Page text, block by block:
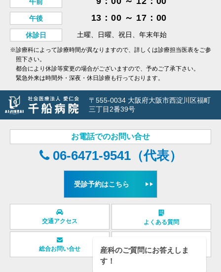
午前
午後 13：00 ～ 17：00
休診日 土曜、日曜、祝日、年末年始
※診療科によって診療時間が異なりますので、詳しくは診療担当医表をご参
照下さい。
都合により休診等変更の場合がございますので、予めご了承下さい。
緊急外来は時間外・深夜・休日診療も行っております。
〒555-0034 大阪府大阪市西淀川区福町
三丁目2番39号
お電話でのお問い合せ
06-6471-9541（代表）
受診予約はこちら
交通アクセス よくある質問
総合お問い合せ 取材依頼について
産科のご質問にお答えしま
す！